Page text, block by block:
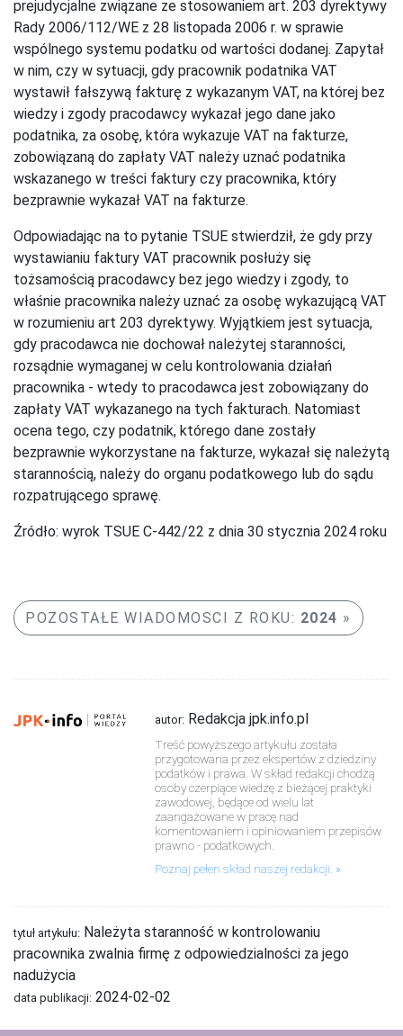
prejudycjalne związane ze stosowaniem art. 203 dyrektywy
Rady 2006/112/WE z 28 listopada 2006 r. w sprawie
wspólnego systemu podatku od wartości dodanej. Zapytał
w nim, czy w sytuacji, gdy pracownik podatnika VAT
wystawił fałszywą fakturę z wykazanym VAT, na której bez
wiedzy i zgody pracodawcy wykazał jego dane jako
podatnika, za osobę, która wykazuje VAT na fakturze,
zobowiązaną do zapłaty VAT należy uznać podatnika
wskazanego w treści faktury czy pracownika, który
bezprawnie wykazał VAT na fakturze.
Odpowiadając na to pytanie TSUE stwierdził, że gdy przy
wystawianiu faktury VAT pracownik posłuży się
tożsamością pracodawcy bez jego wiedzy i zgody, to
właśnie pracownika należy uznać za osobę wykazującą VAT
w rozumieniu art 203 dyrektywy. Wyjątkiem jest sytuacja,
gdy pracodawca nie dochował należytej staranności,
rozsądnie wymaganej w celu kontrolowania działań
pracownika - wtedy to pracodawca jest zobowiązany do
zapłaty VAT wykazanego na tych fakturach. Natomiast
ocena tego, czy podatnik, którego dane zostały
bezprawnie wykorzystane na fakturze, wykazał się należytą
starannością, należy do organu podatkowego lub do sądu
rozpatrującego sprawę.
Źródło: wyrok TSUE C-442/22 z dnia 30 stycznia 2024 roku
POZOSTAŁE WIADOMOSCI Z ROKU: 2024
autor: Redakcja jpk.info.pl
Treść powyższego artykułu została
przygotowana przez ekspertów z dziedziny
podatków i prawa. W skład redakcji chodzą
osoby czerpiące wiedzę z bieżącej praktyki
zawodowej, będące od wielu lat
zaangażowane w pracę nad
komentowaniem i opiniowaniem przepisów
prawno - podatkowych.
Poznaj pełen skład naszej redakcji.
tytuł artykułu: Należyta staranność w kontrolowaniu
pracownika zwalnia firmę z odpowiedzialności za jego
nadużycia
data publikacji: 2024-02-02